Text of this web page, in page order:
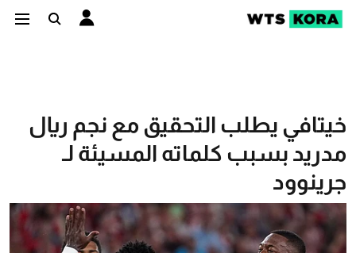
خيتافي يطلب التحقيق مع نجم ريال
مدريد بسبب كلماته المسيئة لـ
جرينوود